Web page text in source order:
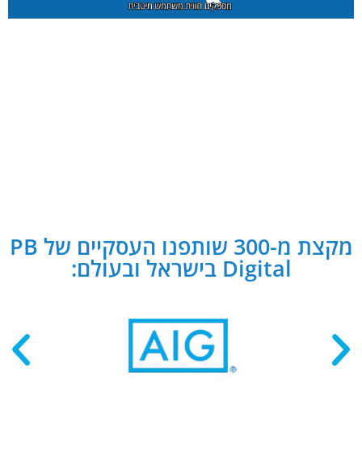
מקצת מ-300 שותפנו העסקיים של PB
Digital בישראל ובעולם: